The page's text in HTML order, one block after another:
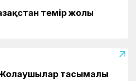
темір жолы
тасымалы